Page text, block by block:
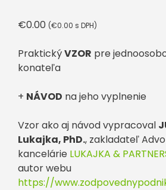
základe
€0.00 (€0.00 s DPH)
PraktickýVZOR pre
konateľa
+ NÁVOD na jeho vyplnenie
Vzor ako aj návod vypracoval
Lukajka, PhD., zakladateľ
kancelárie LUKAJKA &
autor webu
https://